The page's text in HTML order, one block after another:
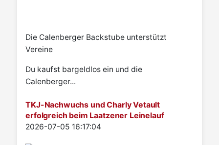
Die Calenberger Backstube unterstützt
Vereine
Du kaufst bargeldlos ein und die
Calenberger...
TKJ-Nachwuchs und Charly Vetault
erfolgreich beim Laatzener Leinelauf
Details
2026-07-05 16:17:04